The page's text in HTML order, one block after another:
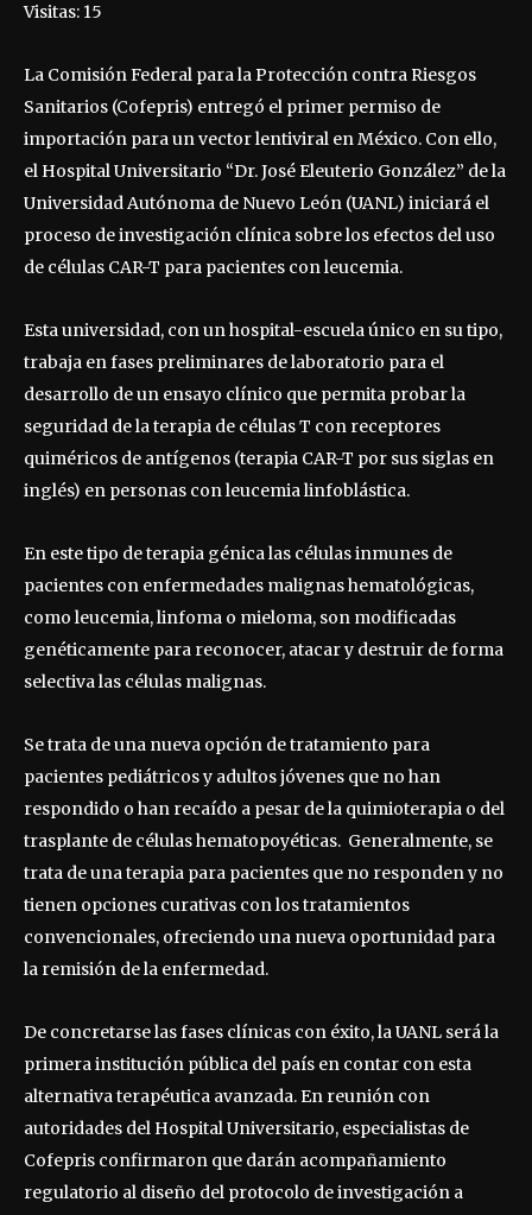
Visitas: 15
La Comisión Federal para la Protección contra Riesgos
Sanitarios (Cofepris) entregó el primer permiso de
importación para un vector lentiviral en México. Con ello,
el Hospital Universitario “Dr. José Eleuterio González” de la
Universidad Autónoma de Nuevo León (UANL) iniciará el
proceso de investigación clínica sobre los efectos del uso
de células CAR-T para pacientes con leucemia.
Esta universidad, con un hospital-escuela único en su tipo,
trabaja en fases preliminares de laboratorio para el
desarrollo de un ensayo clínico que permita probar la
seguridad de la terapia de células T con receptores
quiméricos de antígenos (terapia CAR-T por sus siglas en
inglés) en personas con leucemia linfoblástica.
En este tipo de terapia génica las células inmunes de
pacientes con enfermedades malignas hematológicas,
como leucemia, linfoma o mieloma, son modificadas
genéticamente para reconocer, atacar y destruir de forma
selectiva las células malignas.
Se trata de una nueva opción de tratamiento para
pacientes pediátricos y adultos jóvenes que no han
respondido o han recaído a pesar de la quimioterapia o del
trasplante de células hematopoyéticas. Generalmente, se
trata de una terapia para pacientes que no responden y no
tienen opciones curativas con los tratamientos
convencionales, ofreciendo una nueva oportunidad para
la remisión de la enfermedad.
De concretarse las fases clínicas con éxito, la UANL será la
primera institución pública del país en contar con esta
alternativa terapéutica avanzada. En reunión con
autoridades del Hospital Universitario, especialistas de
Cofepris confirmaron que darán acompañamiento
regulatorio al diseño del protocolo de investigación a